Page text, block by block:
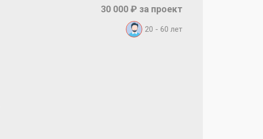
30 000 ₽ за проект
20 - 60 лет